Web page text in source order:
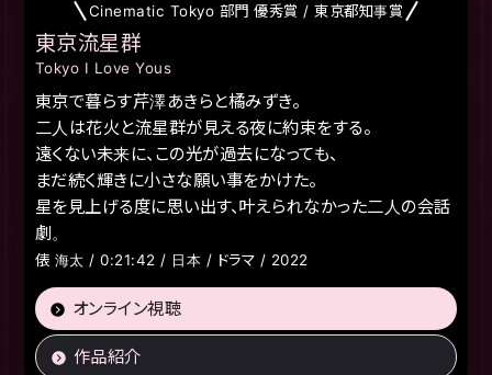
Cinematic Tokyo 部門 優秀賞 / 東京都知事賞
東京流星群
Tokyo I Love Yous
東京で暮らす芹澤あきらと橘みずき。
二人は花火と流星群が見える夜に約束をする。
遠くない未来に、この光が過去になっても、
まだ続く輝きに小さな願い事をかけた。
星を見上げる度に思い出す、叶えられなかった二人の会話
劇。
俵 海太 / 0:21:42 / 日本 / ドラマ / 2022
オンライン視聴
作品紹介